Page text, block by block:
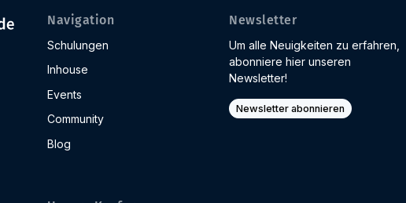
Navigation
Schulungen
Inhouse
Events
Community
Blog
Newsletter
Um alle Neuigkeiten zu erfahren,
abonniere hier unseren
Newsletter!
Newsletter abonnieren